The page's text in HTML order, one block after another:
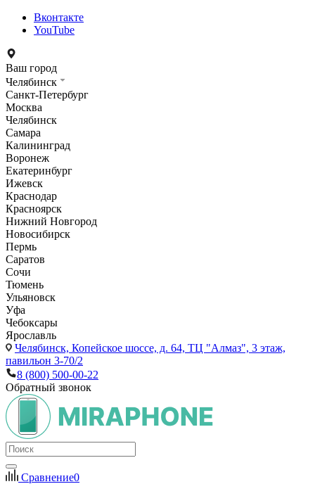
Вконтакте
YouTube
Ваш город
Челябинск
Санкт-Петербург
Москва
Челябинск
Самара
Калининград
Воронеж
Екатеринбург
Ижевск
Краснодар
Красноярск
Нижний Новгород
Новосибирск
Пермь
Саратов
Сочи
Тюмень
Ульяновск
Уфа
Чебоксары
Ярославль
Челябинск, Копейское шоссе, д. 64, ТЦ "Алмаз", 3 этаж,
павильон 3-70/2
8 (800) 500-00-22
Обратный звонок
Сравнение0